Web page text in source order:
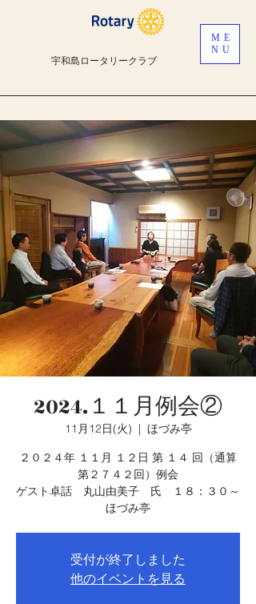
宇和島ロータリークラブ
ME
NU
2024.１１月例会②
11月12日(火)
  |
ほづみ亭
２０２４年 １１月 １２日 第 １４ 回（通算
第２７４２回）例会
ゲスト卓話 丸山由美子 氏 １８：３０～
ほづみ亭
受付が終了しました
他のイベントを見る